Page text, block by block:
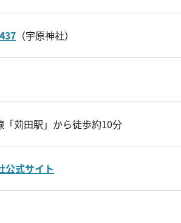
（宇原神社）
「苅田駅」から徒歩約10分
公式サイト